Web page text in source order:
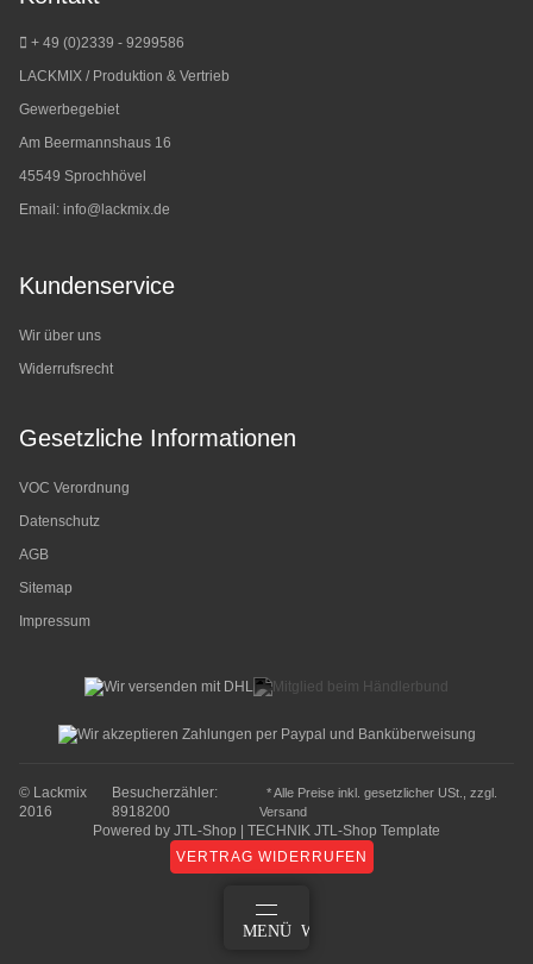
+ 49 (0)2339 - 9299586
LACKMIX / Produktion & Vertrieb
Gewerbegebiet
Am Beermannshaus 16
45549 Sprochhövel
Email: info@lackmix.de
Kundenservice
Wir über uns
Widerrufsrecht
Gesetzliche Informationen
VOC Verordnung
Datenschutz
AGB
Sitemap
Impressum
© Lackmix
2016
Besucherzähler:
8918200
* Alle Preise inkl. gesetzlicher USt., zzgl.
Versand
Powered by JTL-Shop
TECHNIK JTL-Shop Template
VERTRAG WIDERRUFEN
MENÜ WARENKORB